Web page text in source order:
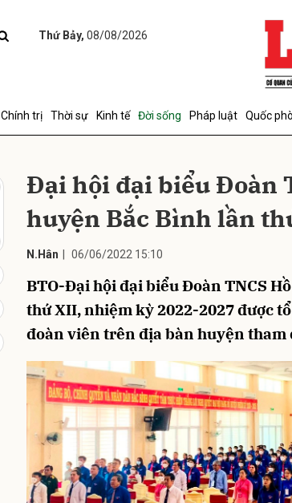
Thứ Bảy, 08/08/2026
Chính trị Thời sự Kinh tế Đời sống Pháp luật Quốc
Đại hội đại biểu Đoàn
huyện Bắc Bình lần
N.Hân 06/06/2022 15:10
BTO-Đại hội đại biểu Đoàn TNCS
thứ XII, nhiệm kỳ 2022-2027 được
đoàn viên trên địa bàn huyện tham
Gửi bình